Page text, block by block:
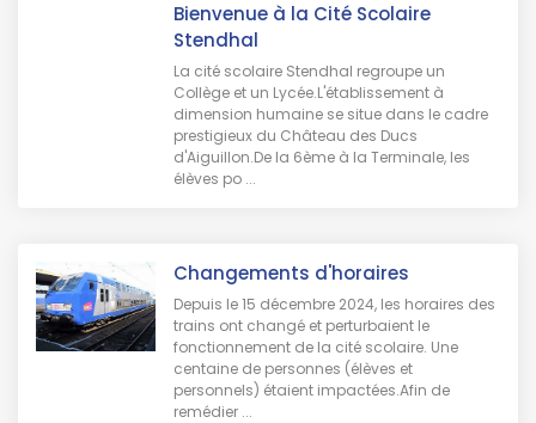
Bienvenue à la Cité Scolaire
Stendhal
La cité scolaire Stendhal regroupe un
Collège et un Lycée.L'établissement à
dimension humaine se situe dans le cadre
prestigieux du Château des Ducs
d'Aiguillon.De la 6ème à la Terminale, les
élèves po ...
Changements d'horaires
Depuis le 15 décembre 2024, les horaires des
trains ont changé et perturbaient le
fonctionnement de la cité scolaire. Une
centaine de personnes (élèves et
personnels) étaient impactées.Afin de
remédier ...